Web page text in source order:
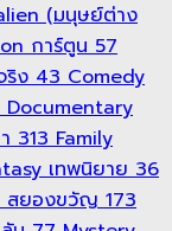
(มนุษย์ต่าง
การ์ตูน 57
ริง 43 Comedy
Documentary
313 Family
เทพนิยาย 36
สยองขวัญ 173